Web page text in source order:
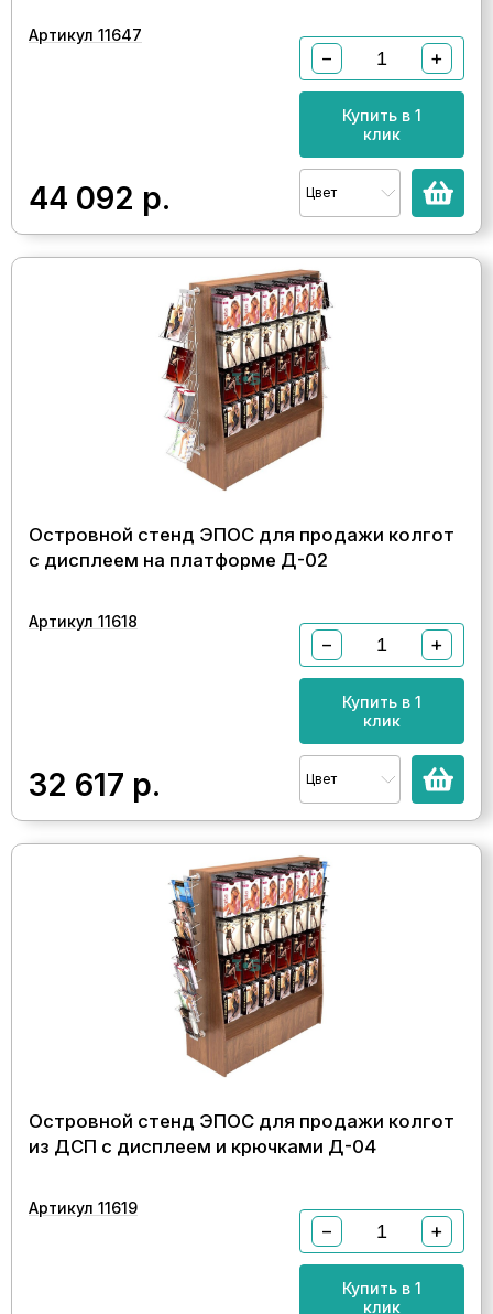
Артикул 11647
44 092 р.
− +
Купить в 1
клик
Цвет
Островной стенд ЭПОС для продажи колгот
с дисплеем на платформе Д-02
Артикул 11618
32 617 р.
− +
Купить в 1
клик
Цвет
Островной стенд ЭПОС для продажи колгот
из ДСП с дисплеем и крючками Д-04
Артикул 11619
− +
Купить в 1
клик